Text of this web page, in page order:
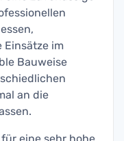
im
Bauweise
an die